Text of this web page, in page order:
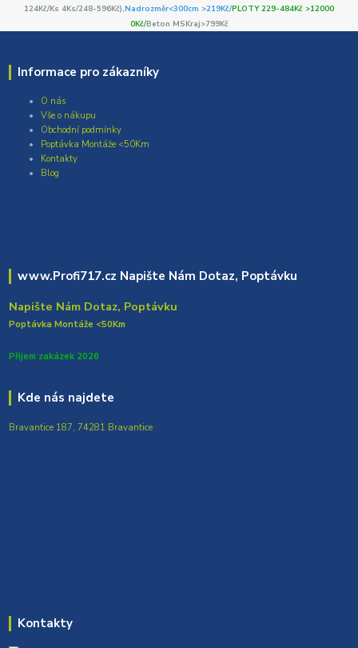
124Kč/Ks 4Ks/248-596Kč),Nadrozměr<300cm >219Kč/PLOTY 229-484Kč >12000
0Kč/Beton MSKraj>799Kč
Informace pro zákazníky
O nás
Vše o nákupu
Obchodní podmínky
Poptávka Montáže <50Km
Kontakty
Blog
www.Profi717.cz Napište Nám Dotaz, Poptávku
Napište Nám Dotaz, Poptávku
Poptávka Montáže <50Km
Přijem zakázek 2026
Kde nás najdete
Bravantice 187, 74281 Bravantice
Kontakty